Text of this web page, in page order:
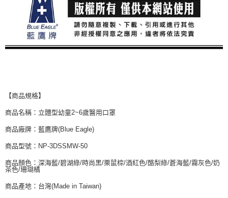
【商品規格】
商品名稱：立體型幼童2~6歲醫用口罩
商品廠牌：藍鷹牌(Blue Eagle)
商品型號：NP-3DSSMW-50
商品顏色：深海藍/碧湖綠/時尚黑/栗鼠棕/酒紅色/酪梨綠/蒼海藍/霧灰色/奶
茶色/珊瑚橘
商品產地：台灣(Made in Taiwan)